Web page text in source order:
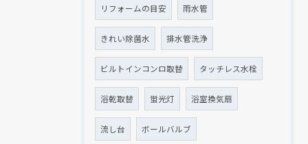
リフォームの目安 雨水管
きれい除菌水 排水管洗浄
ビルトインコンロ取替 タッチレス水栓
浴乾取替 蛍光灯 浴室換気扇
流し台 ボールバルブ